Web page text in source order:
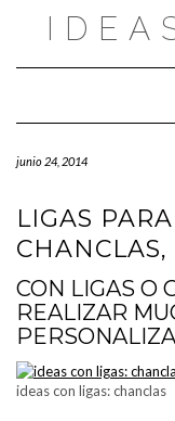
junio 24, 2014
LIGAS
CHANCLAS,
CON LIGAS O
REALIZAR
ideas con ligas: chanclas